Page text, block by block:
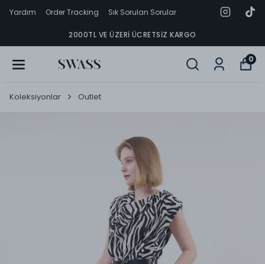
Yardım Order Tracking Sık Sorulan Sorular
2000TL VE ÜZERI ÜCRETSIZ KARGO
0
Koleksiyonlar Outlet